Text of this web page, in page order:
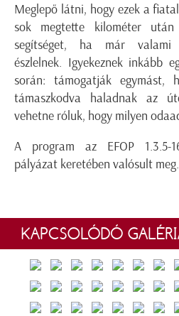
Meglepő látni, hogy ezek a
sok megtette kilométer
segítséget, ha már valami
észlelnek. Igyekeznek inkább
során: támogatják egymást,
támaszkodva haladnak az
vehetne róluk, hogy milyen
A program az EFOP 1.3.5-
pályázat keretében valósult meg.
KAPCSOLÓDÓ